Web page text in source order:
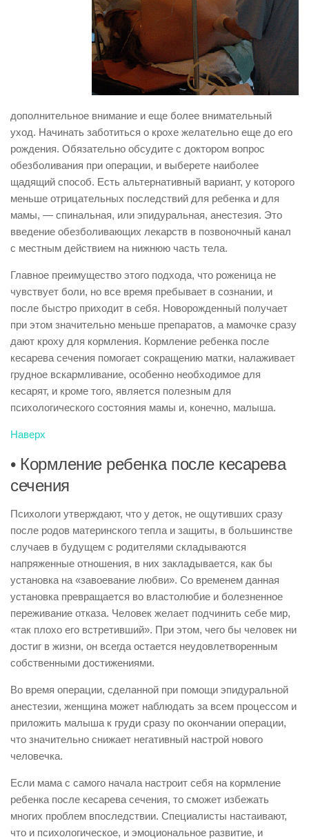
дополнительное внимание и еще более внимательный
уход. Начинать заботиться о крохе желательно еще до его
рождения. Обязательно обсудите с доктором вопрос
обезболивания при операции, и выберете наиболее
щадящий способ. Есть альтернативный вариант, у которого
меньше отрицательных последствий для ребенка и для
мамы, — спинальная, или эпидуральная, анестезия. Это
введение обезболивающих лекарств в позвоночный канал
с местным действием на нижнюю часть тела.
Главное преимущество этого подхода, что роженица не
чувствует боли, но все время пребывает в сознании, и
после быстро приходит в себя. Новорожденный получает
при этом значительно меньше препаратов, а мамочке сразу
дают кроху для кормления. Кормление ребенка после
кесарева сечения помогает сокращению матки, налаживает
грудное вскармливание, особенно необходимое для
кесарят, и кроме того, является полезным для
психологического состояния мамы и, конечно, малыша.
Наверх
• Кормление ребенка после кесарева
сечения
Психологи утверждают, что у деток, не ощутивших сразу
после родов материнского тепла и защиты, в большинстве
случаев в будущем с родителями складываются
напряженные отношения, в них закладывается, как бы
установка на «завоевание любви». Со временем данная
установка превращается во властолюбие и болезненное
переживание отказа. Человек желает подчинить себе мир,
«так плохо его встретивший». При этом, чего бы человек ни
достиг в жизни, он всегда остается неудовлетворенным
собственными достижениями.
Во время операции, сделанной при помощи эпидуральной
анестезии, женщина может наблюдать за всем процессом и
приложить малыша к груди сразу по окончании операции,
что значительно снижает негативный настрой нового
человечка.
Если мама с самого начала настроит себя на кормление
ребенка после кесарева сечения, то сможет избежать
многих проблем впоследствии. Специалисты настаивают,
что и психологическое, и эмоциональное развитие, и